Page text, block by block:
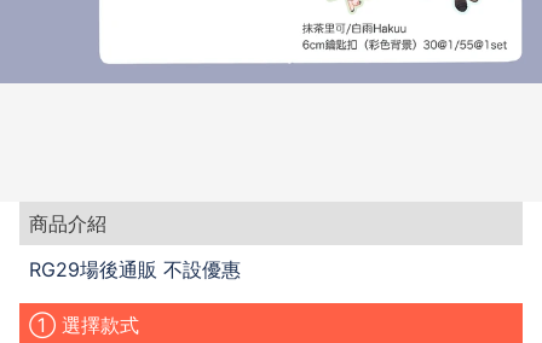
商品介紹
RG29場後通販 不設優惠
① 選擇款式